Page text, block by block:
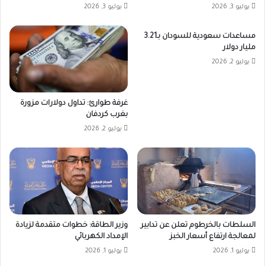
يوليو 3, 2026 يوليو 3, 2026
مساعدات سعودية للسودان بـ3.21
مليار دولار
يوليو 2, 2026
غرفة طوارئ: تداول دولارات مزورة
بغرب كردفان
يوليو 2, 2026
السلطات بالخرطوم تعلن عن تدابير
لمعالجة ارتفاع أسعار الخبز
يوليو 1, 2026
وزير الطاقة: خطوات متقدمة لزيادة
الإمداد الكهربائي
يوليو 1, 2026